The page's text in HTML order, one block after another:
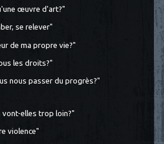
œuvre d'art?"
se relever"
de ma propre vie?"
les droits?"
nous passer du progrès?"
vont-elles trop loin?"
violence"